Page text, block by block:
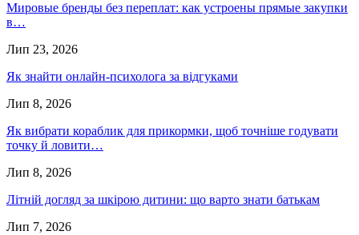
Мировые бренды без переплат: как устроены прямые закупки
в…
Лип 23, 2026
Як знайти онлайн-психолога за відгуками
Лип 8, 2026
Як вибрати кораблик для прикормки, щоб точніше годувати
точку й ловити…
Лип 8, 2026
Літній догляд за шкірою дитини: що варто знати батькам
Лип 7, 2026